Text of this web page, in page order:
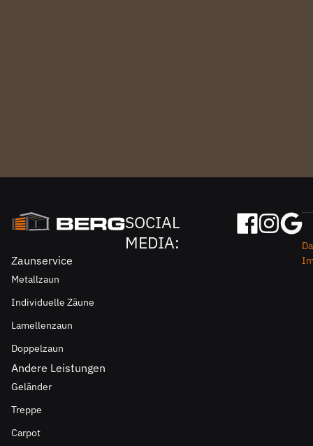
SOCIAL
MEDIA:
Zaunservice
Metallzaun
Individuelle Zäune
Lamellenzaun
Doppelzaun
Andere Leistungen
Geländer
Treppe
Carpot